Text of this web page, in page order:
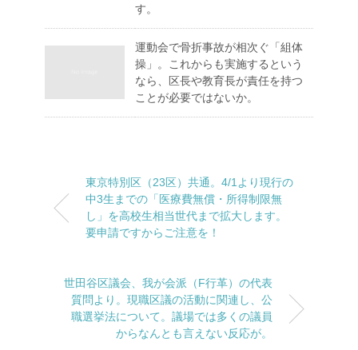
す。
運動会で骨折事故が相次ぐ「組体
操」。これからも実施するという
なら、区長や教育長が責任を持つ
ことが必要ではないか。
東京特別区（23区）共通。4/1より現行の
中3生までの「医療費無償・所得制限無
し」を高校生相当世代まで拡大します。
要申請ですからご注意を！
世田谷区議会、我が会派（F行革）の代表
質問より。現職区議の活動に関連し、公
職選挙法について。議場では多くの議員
からなんとも言えない反応が。